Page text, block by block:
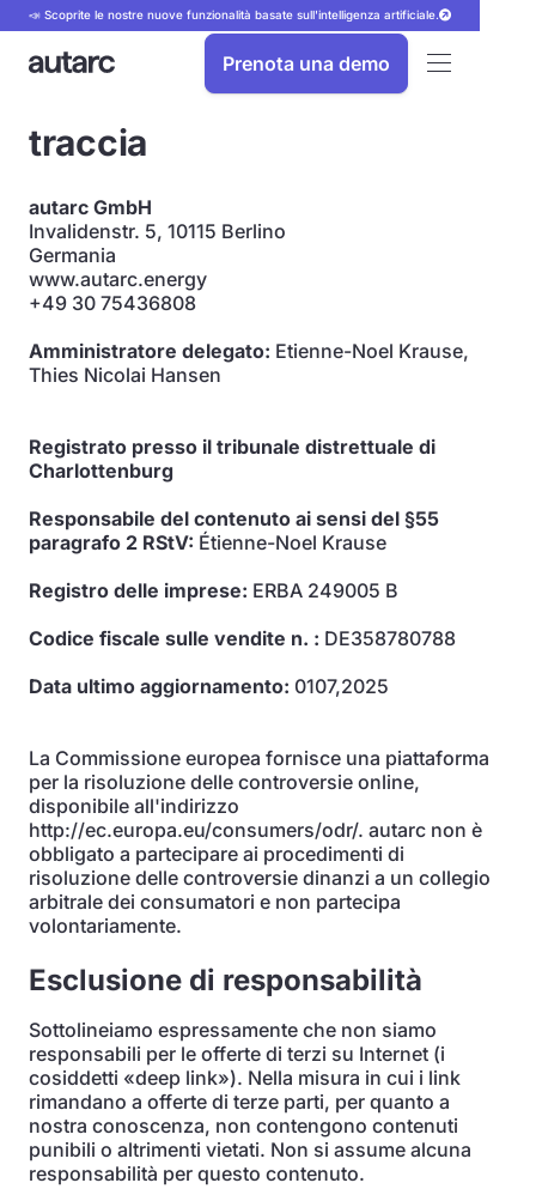
📣 Scoprite le nostre nuove funzionalità basate sull'intelligenza artificiale.
Prenota una demo
traccia
autarc GmbH
Invalidenstr. 5, 10115 Berlino
Germania
www.autarc.energy
+49 30 75436808
Amministratore delegato: Etienne-Noel Krause,
Thies Nicolai Hansen
Registrato presso il tribunale distrettuale di
Charlottenburg
Responsabile del contenuto ai sensi del §55
paragrafo 2 RStV: Étienne-Noel Krause
Registro delle imprese: ERBA 249005 B
Codice fiscale sulle vendite n. : DE358780788
Data ultimo aggiornamento: 0107,2025
La Commissione europea fornisce una piattaforma
per la risoluzione delle controversie online,
disponibile all'indirizzo
http://ec.europa.eu/consumers/odr/. autarc non è
obbligato a partecipare ai procedimenti di
risoluzione delle controversie dinanzi a un collegio
arbitrale dei consumatori e non partecipa
volontariamente.
Esclusione di responsabilità
Sottolineiamo espressamente che non siamo
responsabili per le offerte di terzi su Internet (i
cosiddetti «deep link»). Nella misura in cui i link
rimandano a offerte di terze parti, per quanto a
nostra conoscenza, non contengono contenuti
punibili o altrimenti vietati. Non si assume alcuna
responsabilità per questo contenuto.